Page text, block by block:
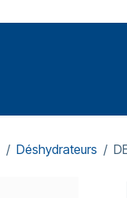
Déshydrateurs